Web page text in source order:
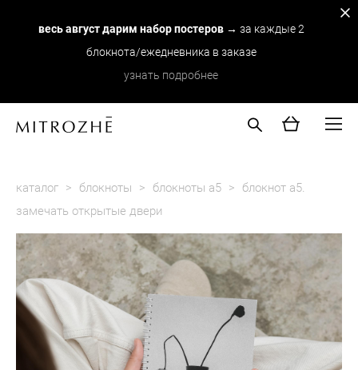
весь август дарим набор постеров→ за каждые 2
блокнота/ежедневника в заказе
узнать подробнее
каталог > блокноты > блокноты а5 > блокнот а5.
замечать открытые двери